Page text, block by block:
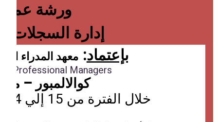
ورشة عمل
إدارة السجلات
بإعتماد: معهد المدراء
Professional Managers
كوالالمبور –
خلال الفترة من 15 إلي 24 فبراير 2014 م